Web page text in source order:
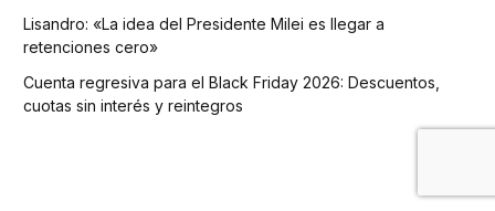
Lisandro: «La idea del Presidente Milei es llegar a
retenciones cero»
Cuenta regresiva para el Black Friday 2026: Descuentos,
cuotas sin interés y reintegros